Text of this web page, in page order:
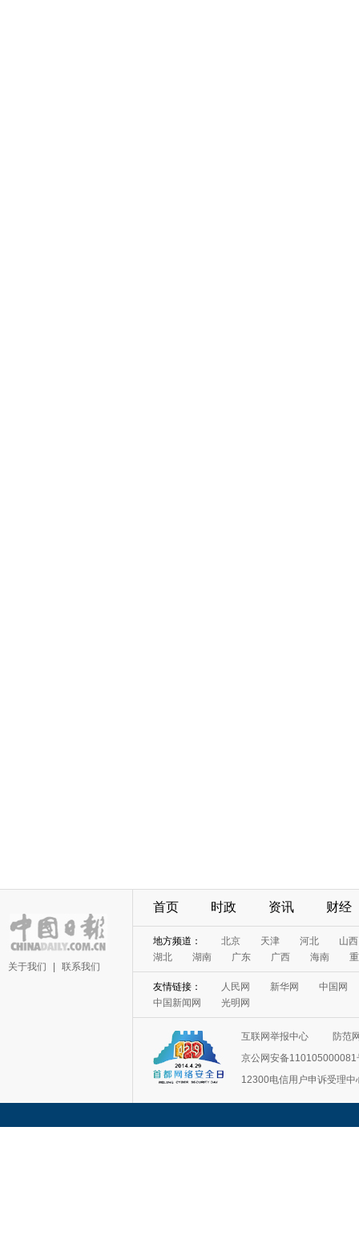
关于我们 联系我们
首页 时政 资讯 财经
地方频道： 北京 天津 河北
山西
湖北
湖南 广东 广西 海南
友情链接： 人民网 新华网
中国网
中国新闻网
光明网
互联网举报中心
防范
京公网安备110105000081
12300电信用户申诉受理中